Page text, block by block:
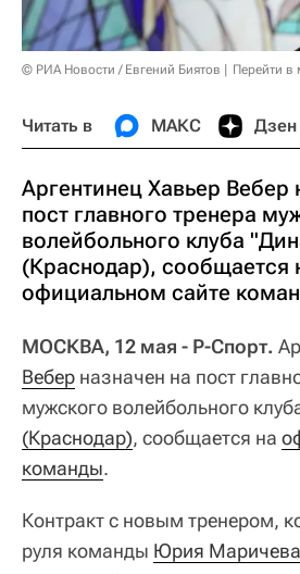
© РИА Новости / Евгений Биятов Перейти в
Читать в МАКС Дзен
Аргентинец Хавьер Вебер
пост главного тренера
волейбольного клуба
(Краснодар), сообщается
официальном сайте
МОСКВА, 12 мая - Р-Спорт.
Вебер назначен на пост
мужского волейбольного
(Краснодар), сообщается на
команды.
Контракт с новым тренером,
руля команды Юрия Маричева